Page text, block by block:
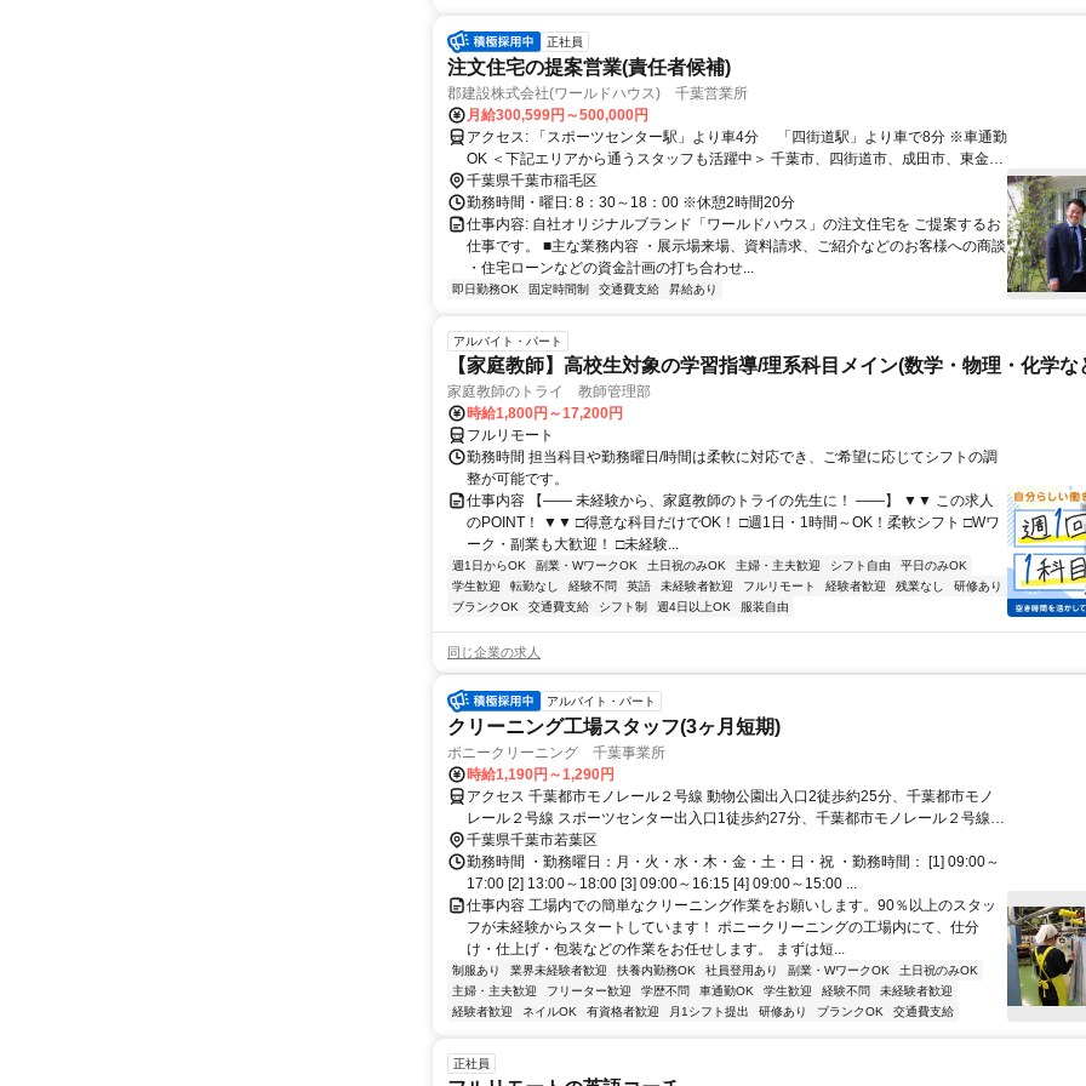
正社員
注文住宅の提案営業(責任者候補)
郡建設株式会社(ワールドハウス) 千葉営業所
月給300,599円～500,000円
アクセス: 「スポーツセンター駅」より車4分 「四街道駅」より車で8分 ※車通勤
OK ＜下記エリアから通うスタッフも活躍中＞ 千葉市、四街道市、成田市、東金
市、 富里市、長生村、匝瑳市
千葉県千葉市稲毛区
勤務時間・曜日: 8：30～18：00 ※休憩2時間20分
仕事内容: 自社オリジナルブランド「ワールドハウス」の注文住宅を ご提案するお
仕事です。 ■主な業務内容 ・展示場来場、資料請求、ご紹介などのお客様への商談
・住宅ローンなどの資金計画の打ち合わせ...
即日勤務OK 固定時間制 交通費支給 昇給あり
アルバイト・パート
【家庭教師】高校生対象の学習指導/理系科目メイン(数学・物理・化学な
家庭教師のトライ 教師管理部
時給1,800円～17,200円
フルリモート
勤務時間 担当科目や勤務曜日/時間は柔軟に対応でき、ご希望に応じてシフトの調
整が可能です。
仕事内容 【―― 未経験から、家庭教師のトライの先生に！ ――】 ▼▼ この求人
のPOINT！ ▼▼ □得意な科目だけでOK！ □週1日・1時間～OK！柔軟シフト □Wワ
ーク・副業も大歓迎！ □未経験...
週1日からOK 副業・WワークOK 土日祝のみOK 主婦・主夫歓迎 シフト自由
平日のみOK
学生歓迎
転勤なし 経験不問 英語 未経験者歓迎 フルリモート 経験者歓迎 残業なし
研修あり
ブランクOK
交通費支給 シフト制 週4日以上OK 服装自由
同じ企業の求人
アルバイト・パート
クリーニング工場スタッフ(3ヶ月短期)
ポニークリーニング 千葉事業所
時給1,190円～1,290円
アクセス 千葉都市モノレール２号線 動物公園出入口2徒歩約25分、千葉都市モノ
レール２号線 スポーツセンター出入口1徒歩約27分、千葉都市モノレール２号線
みつわ台出入口1徒歩約27分 総武・京成線〈稲毛駅〉より京成バス『山王町』行
→「草野小学校入口」より徒歩10分
千葉県千葉市若葉区
勤務時間 ・勤務曜日：月・火・水・木・金・土・日・祝 ・勤務時間： [1] 09:00～
17:00 [2] 13:00～18:00 [3] 09:00～16:15 [4] 09:00～15:00 ...
仕事内容 工場内での簡単なクリーニング作業をお願いします。90％以上のスタッ
フが未経験からスタートしています！ ポニークリーニングの工場内にて、仕分
け・仕上げ・包装などの作業をお任せします。 まずは短...
制服あり 業界未経験者歓迎 扶養内勤務OK 社員登用あり 副業・WワークOK
土日祝のみOK
主婦・主夫歓迎
フリーター歓迎 学歴不問 車通勤OK 学生歓迎 経験不問
未経験者歓迎
経験者歓迎
ネイルOK 有資格者歓迎 月1シフト提出 研修あり ブランクOK 交通費支給
正社員